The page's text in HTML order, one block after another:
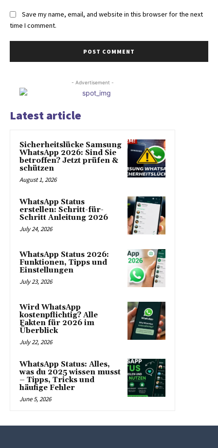
Save my name, email, and website in this browser for the next
time I comment.
- Advertisement -
Latest article
Sicherheitslücke Samsung
WhatsApp 2026: Sind Sie
betroffen? Jetzt prüfen &
schützen
August 1, 2026
WhatsApp Status
erstellen: Schritt-für-
Schritt Anleitung 2026
July 24, 2026
WhatsApp Status 2026:
Funktionen, Tipps und
Einstellungen
July 23, 2026
Wird WhatsApp
kostenpflichtig? Alle
Fakten für 2026 im
Überblick
July 22, 2026
WhatsApp Status: Alles,
was du 2025 wissen musst
– Tipps, Tricks und
häufige Fehler
June 5, 2026